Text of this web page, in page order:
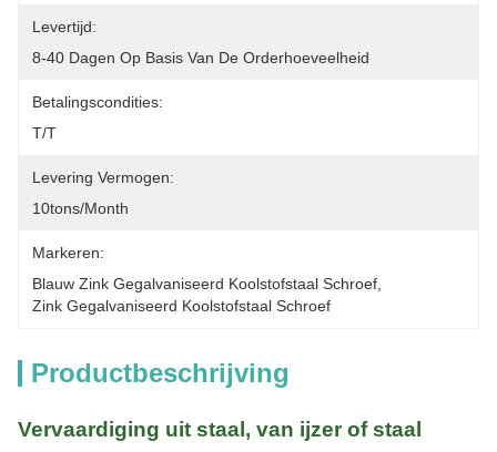
Levertijd:
8-40 Dagen Op Basis Van De Orderhoeveelheid
Betalingscondities:
T/T
Levering Vermogen:
10tons/month
Markeren:
Blauw Zink Gegalvaniseerd Koolstofstaal Schroef
Zink Gegalvaniseerd Koolstofstaal Schroef
Productbeschrijving
Vervaardiging uit staal, van ijzer of staal